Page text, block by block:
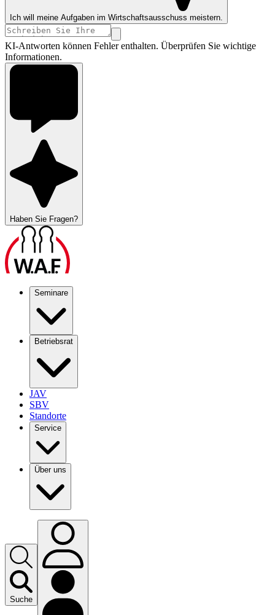
Ich will meine Aufgaben im Wirtschaftsausschuss meistern.
KI-Antworten können Fehler enthalten. Überprüfen Sie wichtige
Informationen.
Haben Sie Fragen?
Seminare
Betriebsrat
JAV
SBV
Standorte
Service
Über uns
Suche